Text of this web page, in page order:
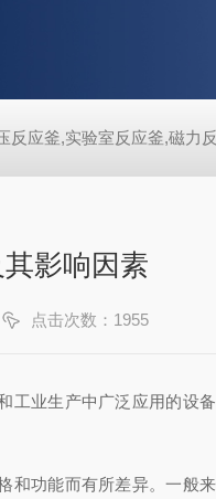
反应釜,实验室反应釜,磁力
影响因素
点击次数：1955
工业生产中广泛应用的设
功能而有所差异。一般